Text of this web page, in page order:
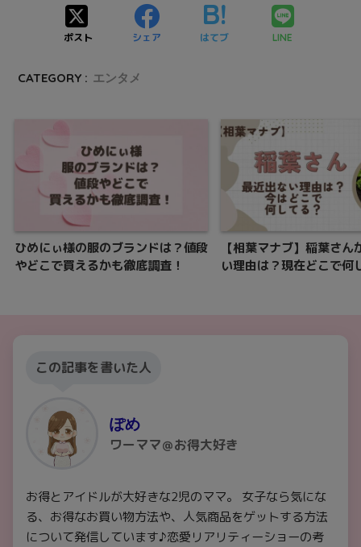
ポスト シェア はてブ LINE
CATEGORY : エンタメ
ひめにぃ様の服のブランドは？値段
やどこで買えるかも徹底調査！
【相葉マナブ】稲葉さん
い理由は？現在どこで何
この記事を書いた人
ぽめ
ワーママ＠お得大好き
お得とアイドルが大好きな2児のママ。 女子なら気にな
る、お得なお買い物方法や、人気商品をゲットする方法
について発信しています♪恋愛リアリティーショーの考